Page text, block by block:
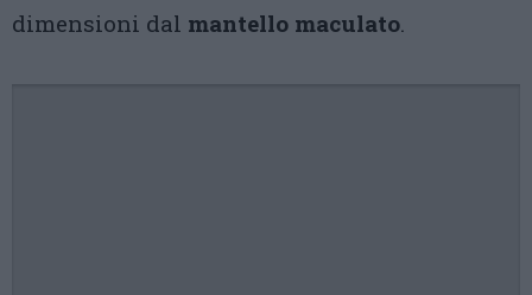
dimensioni dal mantello maculato.